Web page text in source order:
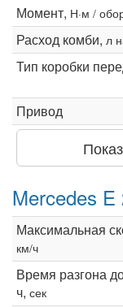
Момент, Н·м /
Расход комби, л
Тип коробки
Привод
Mercedes
Максимальная
км/ч
Время разгона
ч, сек